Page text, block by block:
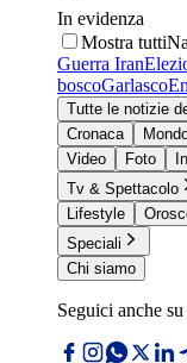
In evidenza
Mostra tutti
Guerra Iran
boscoGarlasco
Tutte le notizie
Cronaca
Video
Foto
Tv & Spettacolo
Lifestyle
Speciali
Chi siamo
Seguici anche su